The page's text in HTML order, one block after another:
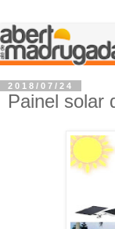
2018/07/24
Painel solar